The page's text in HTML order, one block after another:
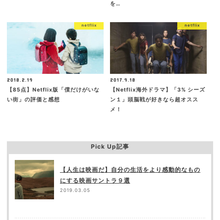
を…
netflix
2018.2.19
【85点】Netflix版「僕だけがいな
い街」の評価と感想
netflix
2017.9.18
【Netflix海外ドラマ】「3% シーズ
ン１」頭脳戦が好きなら超オスス
メ！
Pick Up記事
【人生は映画だ】自分の生活をより感動的なもの
にする映画サントラ９選
2019.03.05